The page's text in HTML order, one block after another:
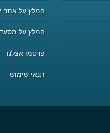
המלץ על אתר
המלץ על
פרסמו אצלנו
תנאי שימוש